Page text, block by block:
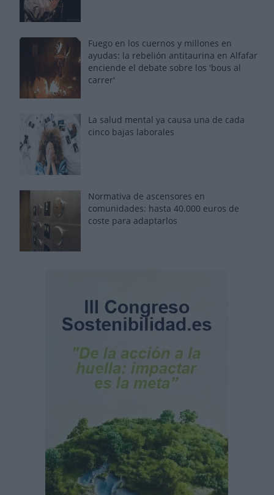
Fuego en los cuernos y millones en
ayudas: la rebelión antitaurina en Alfafar
enciende el debate sobre los 'bous al
carrer'
La salud mental ya causa una de cada
cinco bajas laborales
Normativa de ascensores en
comunidades: hasta 40.000 euros de
coste para adaptarlos